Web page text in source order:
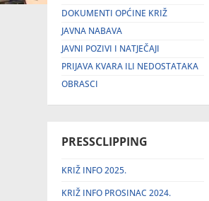
DOKUMENTI OPĆINE KRIŽ
JAVNA NABAVA
JAVNI POZIVI I NATJEČAJI
PRIJAVA KVARA ILI NEDOSTATAKA
OBRASCI
PRESSCLIPPING
KRIŽ INFO 2025.
KRIŽ INFO PROSINAC 2024.